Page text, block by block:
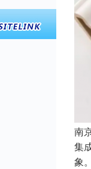
南
集
象